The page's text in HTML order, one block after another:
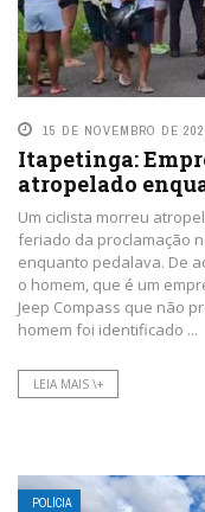
15 DE NOVEMBRO DE
Itapetinga:
atropelado
Um ciclista morreu
feriado da proclamação
enquanto pedalava. De
o homem, que é um
Jeep Compass que não
homem foi identificado ...
LEIA MAIS \+
POLÍCIA